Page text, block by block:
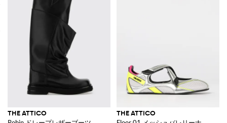
THE ATTICO THE ATTICO